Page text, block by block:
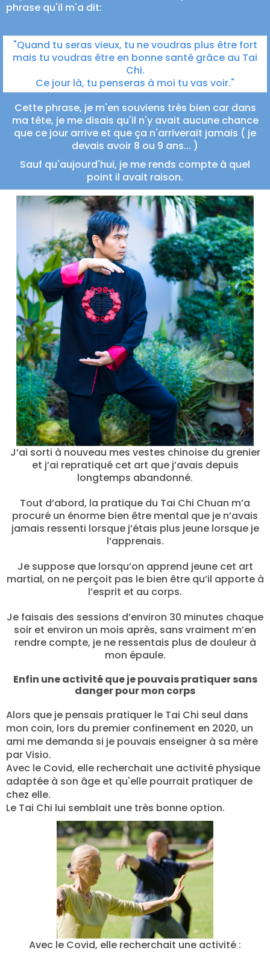
phrase qu'il m'a dit:
"Quand tu seras vieux, tu ne voudras plus être fort
mais tu voudras être en bonne santé grâce au Tai
Chi.
Ce jour là, tu penseras à moi tu vas voir."
Cette phrase, je m'en souviens très bien car dans
ma tête, je me disais qu'il n'y avait aucune chance
que ce jour arrive et que ça n'arriverait jamais ( je
devais avoir 8 ou 9 ans... )
Sauf qu'aujourd'hui, je me rends compte à quel
point il avait raison.
J’ai sorti à nouveau mes vestes chinoise du grenier
et j’ai repratiqué cet art que j’avais depuis
longtemps abandonné.
Tout d’abord, la pratique du Tai Chi Chuan m’a
procuré un énorme bien être mental que je n’avais
jamais ressenti lorsque j’étais plus jeune lorsque je
l’apprenais.
Je suppose que lorsqu’on apprend jeune cet art
martial, on ne perçoit pas le bien être qu’il apporte à
l’esprit et au corps.
Je faisais des sessions d’environ 30 minutes chaque
soir et environ un mois après, sans vraiment m’en
rendre compte, je ne ressentais plus de douleur à
mon épaule.
Enfin une activité que je pouvais pratiquer sans
danger pour mon corps
Alors que je pensais pratiquer le Tai Chi seul dans
mon coin, lors du premier confinement en 2020, un
ami me demanda si je pouvais enseigner à sa mère
par Visio.
Avec le Covid, elle recherchait une activité physique
adaptée à son âge et qu'elle pourrait pratiquer de
chez elle.
Le Tai Chi lui semblait une très bonne option.
Avec le Covid, elle recherchait une activité :